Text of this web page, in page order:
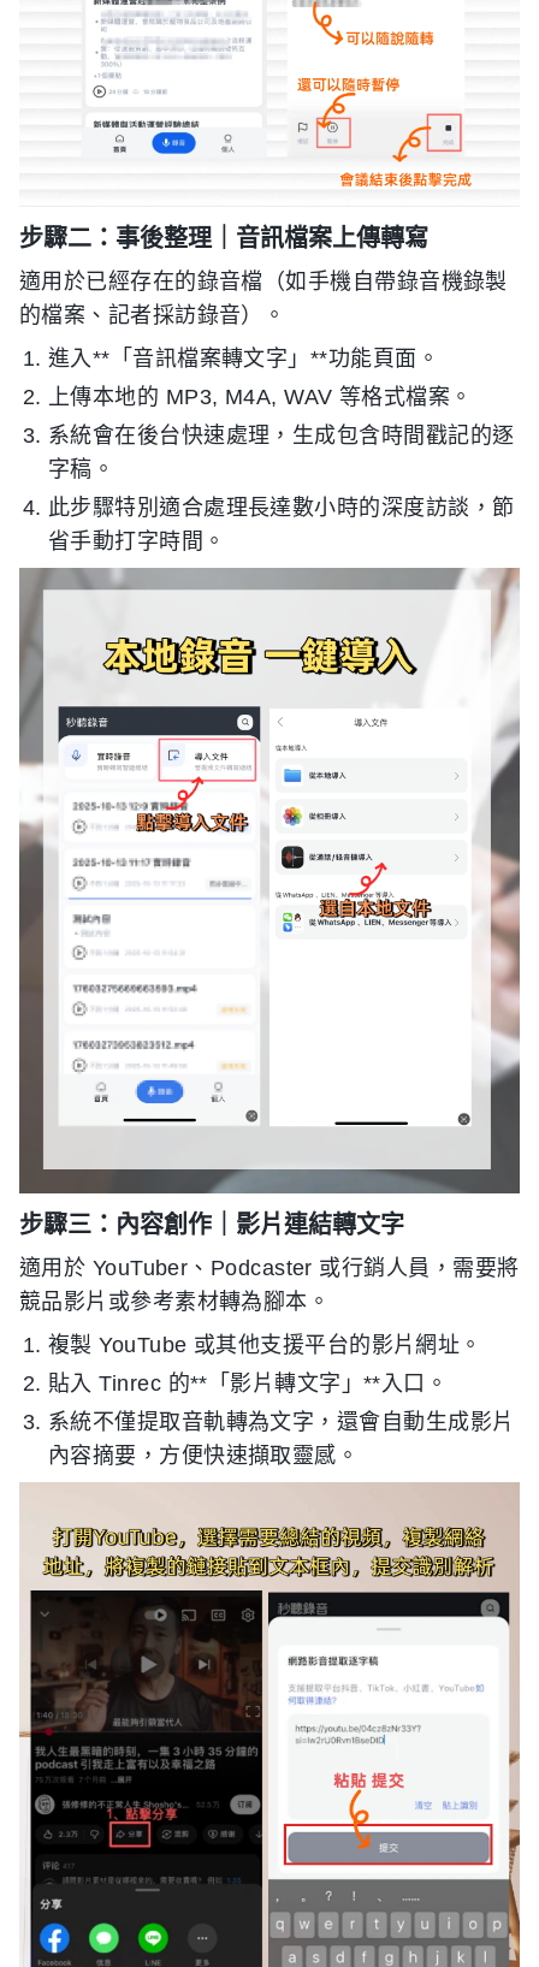
步驟二：事後整理｜音訊檔案上傳轉寫
適用於已經存在的錄音檔（如手機自帶錄音機錄製
的檔案、記者採訪錄音）。
進入**「音訊檔案轉文字」**功能頁面。
上傳本地的 MP3, M4A, WAV 等格式檔案。
系統會在後台快速處理，生成包含時間戳記的逐
字稿。
此步驟特別適合處理長達數小時的深度訪談，節
省手動打字時間。
步驟三：內容創作｜影片連結轉文字
適用於 YouTuber、Podcaster 或行銷人員，需要將
競品影片或參考素材轉為腳本。
複製 YouTube 或其他支援平台的影片網址。
貼入 Tinrec 的**「影片轉文字」**入口。
系統不僅提取音軌轉為文字，還會自動生成影片
內容摘要，方便快速擷取靈感。